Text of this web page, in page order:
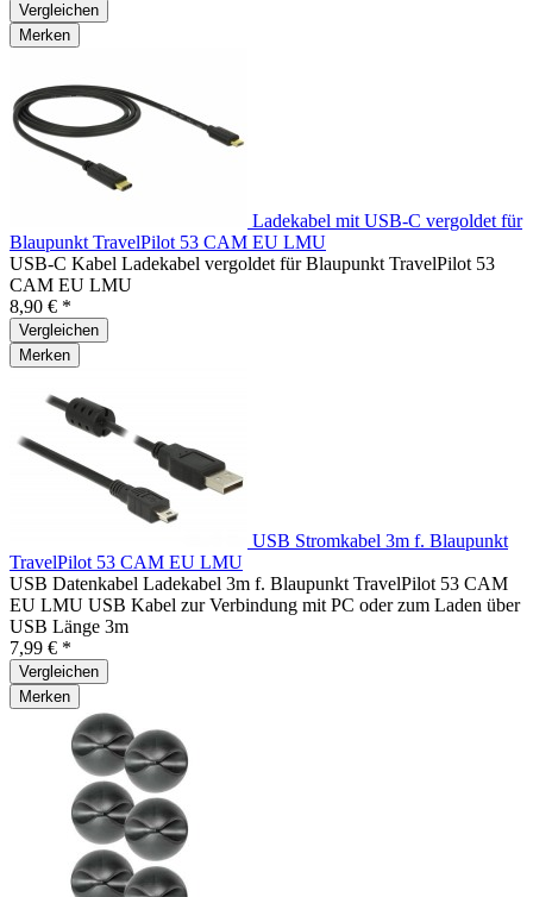
Vergleichen
Merken
Ladekabel mit USB-C vergoldet für
Blaupunkt TravelPilot 53 CAM EU LMU
USB-C Kabel Ladekabel vergoldet für Blaupunkt TravelPilot 53
CAM EU LMU
8,90 € *
Vergleichen
Merken
USB Stromkabel 3m f. Blaupunkt
TravelPilot 53 CAM EU LMU
USB Datenkabel Ladekabel 3m f. Blaupunkt TravelPilot 53 CAM
EU LMU USB Kabel zur Verbindung mit PC oder zum Laden über
USB Länge 3m
7,99 € *
Vergleichen
Merken